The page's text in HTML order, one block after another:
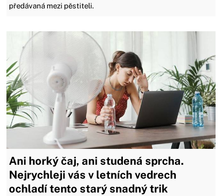
předávaná mezi pěstiteli.
Ani horký čaj, ani studená sprcha.
Nejrychleji vás v letních vedrech
ochladí tento starý snadný trik